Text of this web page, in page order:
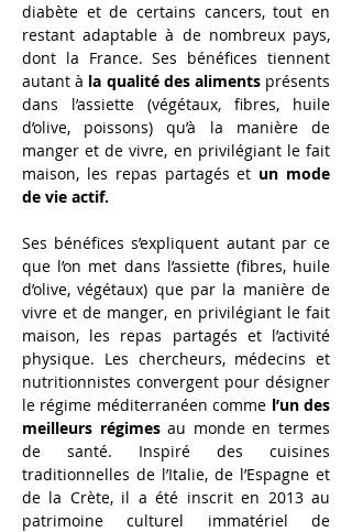
diabète et de certains cancers, tout en
restant adaptable à de nombreux pays,
dont la France. Ses bénéfices tiennent
autant à la qualité des aliments présents
dans l’assiette (végétaux, fibres, huile
d’olive, poissons) qu’à la manière de
manger et de vivre, en privilégiant le fait
maison, les repas partagés et un mode
de vie actif.
Ses bénéfices s’expliquent autant par ce
que l’on met dans l’assiette (fibres, huile
d’olive, végétaux) que par la manière de
vivre et de manger, en privilégiant le fait
maison, les repas partagés et l’activité
physique. Les chercheurs, médecins et
nutritionnistes convergent pour désigner
le régime méditerranéen comme l’un des
meilleurs régimes au monde en termes
de santé. Inspiré des cuisines
traditionnelles de l’Italie, de l’Espagne et
de la Crète, il a été inscrit en 2013 au
patrimoine culturel immatériel de